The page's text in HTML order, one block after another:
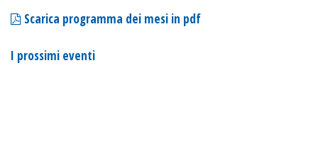
Scarica programma dei mesi in pdf
I prossimi eventi